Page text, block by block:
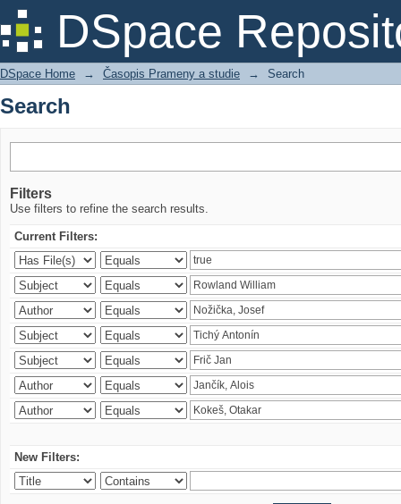
DSpace
Search
DSpace Home → Časopis Prameny a studie → Search
Search
Filters
Use filters to refine the search results.
Current Filters:
New Filters: